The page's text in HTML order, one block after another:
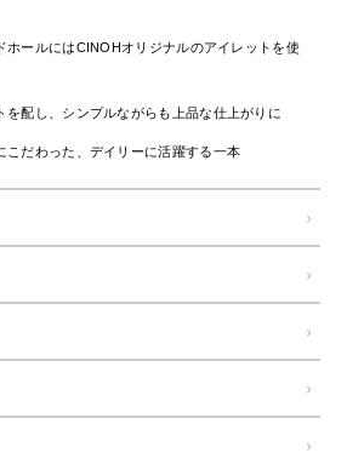
ホールにはCINOHオリジナルのアイレットを使
を配し、シンプルながらも上品な仕上がりに
こだわった、デイリーに活躍する一本